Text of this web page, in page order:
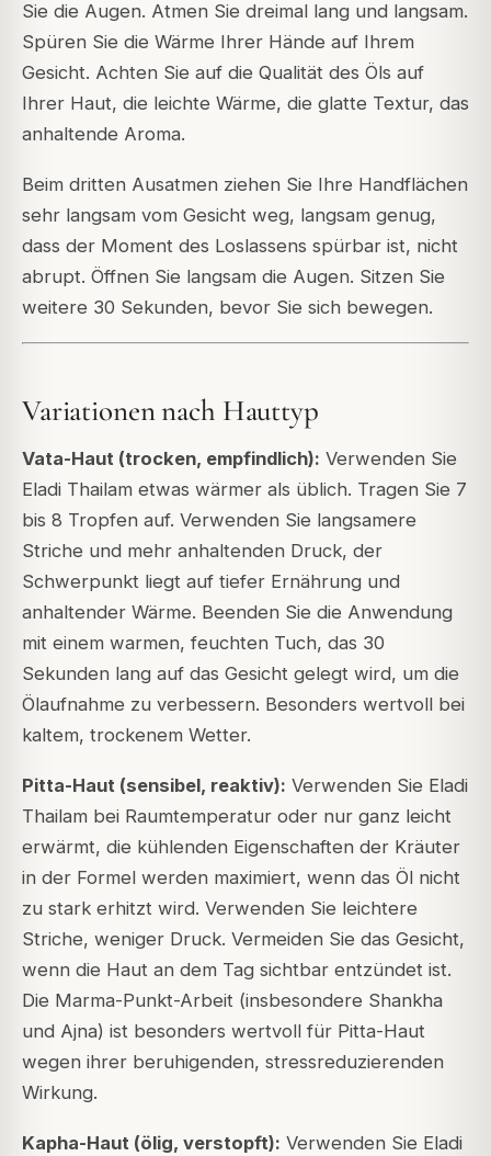
Sie die Augen. Atmen Sie dreimal lang und langsam.
Spüren Sie die Wärme Ihrer Hände auf Ihrem
Gesicht. Achten Sie auf die Qualität des Öls auf
Ihrer Haut, die leichte Wärme, die glatte Textur, das
anhaltende Aroma.
Beim dritten Ausatmen ziehen Sie Ihre Handflächen
sehr langsam vom Gesicht weg, langsam genug,
dass der Moment des Loslassens spürbar ist, nicht
abrupt. Öffnen Sie langsam die Augen. Sitzen Sie
weitere 30 Sekunden, bevor Sie sich bewegen.
Variationen nach Hauttyp
Vata-Haut (trocken, empfindlich): Verwenden Sie
Eladi Thailam etwas wärmer als üblich. Tragen Sie 7
bis 8 Tropfen auf. Verwenden Sie langsamere
Striche und mehr anhaltenden Druck, der
Schwerpunkt liegt auf tiefer Ernährung und
anhaltender Wärme. Beenden Sie die Anwendung
mit einem warmen, feuchten Tuch, das 30
Sekunden lang auf das Gesicht gelegt wird, um die
Ölaufnahme zu verbessern. Besonders wertvoll bei
kaltem, trockenem Wetter.
Pitta-Haut (sensibel, reaktiv): Verwenden Sie Eladi
Thailam bei Raumtemperatur oder nur ganz leicht
erwärmt, die kühlenden Eigenschaften der Kräuter
in der Formel werden maximiert, wenn das Öl nicht
zu stark erhitzt wird. Verwenden Sie leichtere
Striche, weniger Druck. Vermeiden Sie das Gesicht,
wenn die Haut an dem Tag sichtbar entzündet ist.
Die Marma-Punkt-Arbeit (insbesondere Shankha
und Ajna) ist besonders wertvoll für Pitta-Haut
wegen ihrer beruhigenden, stressreduzierenden
Wirkung.
Kapha-Haut (ölig, verstopft): Verwenden Sie Eladi